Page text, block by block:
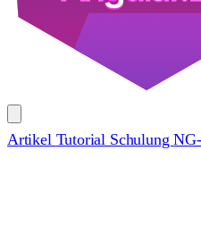
Artikel Tutorial Schulung